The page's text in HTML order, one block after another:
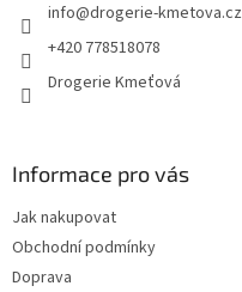
info@drogerie-kmetova.cz
+420 778518078
Drogerie Kmeťová
Informace pro vás
Jak nakupovat
Obchodní podmínky
Doprava